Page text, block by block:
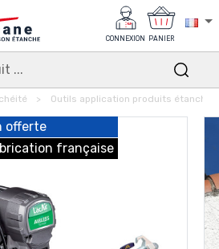
CONNEXION PANIER
Outils application produits
offerte
française